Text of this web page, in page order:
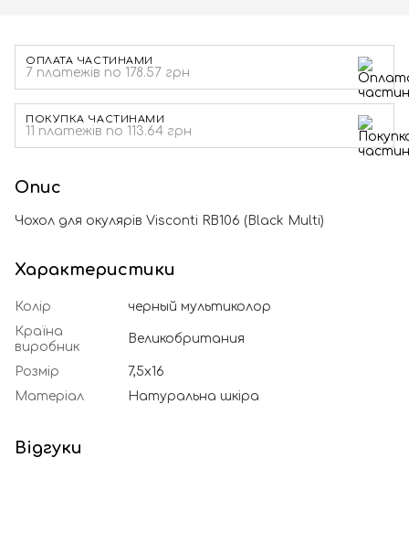
ОПЛАТА ЧАСТИНАМИ
7 платежів по 178.57 грн
ПОКУПКА ЧАСТИНАМИ
11 платежів по 113.64 грн
Опис
Чохол для окулярів Visconti RB106 (Black Multi)
Характеристики
Колір
черный мультиколор
Країна
виробник
Великобритания
Розмір
7,5х16
Матеріал
Натуральна шкіра
Відгуки